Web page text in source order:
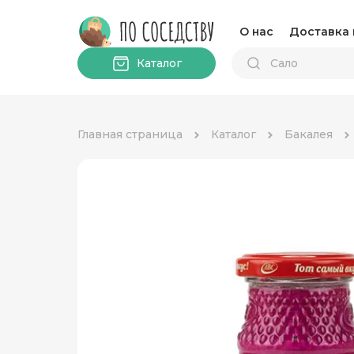
О нас Доставка
Каталог
Главная страница Каталог Бакалея